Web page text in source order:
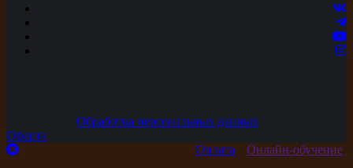
Обработка персональных данных
Оферта
Онлайн-обучение
Оплата